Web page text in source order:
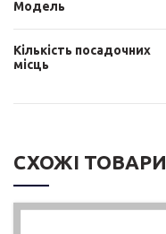
Модель
Кількість посадочних
місць
СХОЖІ ТОВАРИ